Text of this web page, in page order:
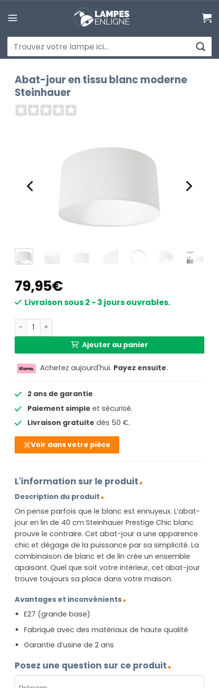
au
Recherche
pour :
Abat-jour en tissu blanc moderne
Steinhauer
79,95€
Livraison sous 2 - 3 jours ouvrables.
quantité de Abat-jour en tissu blanc moderne Steinhauer
Ajouter au panier
Achetez aujourd'hui. Payez ensuite.
2 ans de garantie
Paiement simple et sécurisé.
Livraison gratuite dés 50 €.
Voir dans votre pièce
L'information sur le produit
Description du produit
On pense parfois que le blanc est ennuyeux. L’abat-
jour en lin de 40 cm Steinhauer Prestige Chic blanc
prouve le contraire. Cet abat-jour a une apparence
chic et dégage de la puissance par sa simplicité. La
combinaison de blanc et de lin crée un ensemble
apaisant. Quel que soit votre intérieur, cet abat-jour
trouve toujours sa place dans votre maison.
Avantages et inconvénients
E27 (grande base)
Fabriqué avec des matériaux de haute qualité
Garantie d’usine de 2 ans
Posez une question sur ce produit